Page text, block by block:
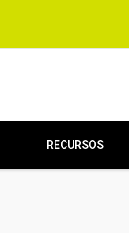
RECURSOS